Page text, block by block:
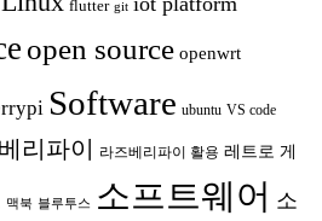
flutter git
open source openwrt
Software ubuntu VS code
리파이 라즈베리파이 활용 레트로 게
맥북 블루투스 소프트웨어 소